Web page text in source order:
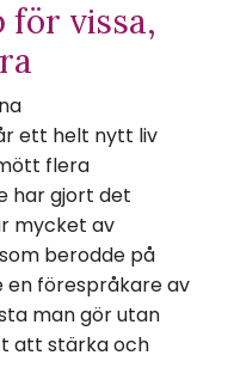
för vissa,
ett helt nytt liv
flera
har gjort det
mycket av
berodde på
en förespråkare av
man gör utan
att stärka och